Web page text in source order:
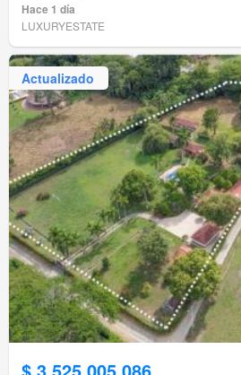
Hace 1 día
LUXURYESTATE
Actualizado